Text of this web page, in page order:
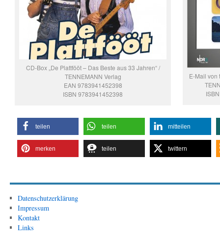
CD-Box „De Plattfööt – Das Beste aus 33 Jahren“ /
TENNEMANN Verlag
EAN 9783941452398
ISBN 9783941452398
E-Mail von
teilen teilen mitteilen
merken teilen twittern
Datenschutzerklärung
Impressum
Kontakt
Links